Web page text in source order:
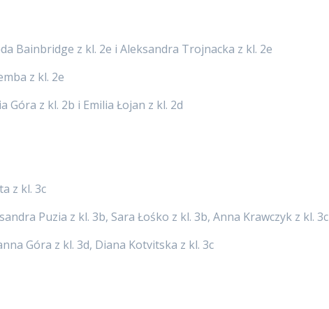
Bainbridge z kl. 2e i Aleksandra Trojnacka z kl. 2e
z kl. 2e
Góra z kl. 2b i Emilia Łojan z kl. 2d
z kl. 3c
Puzia z kl. 3b, Sara Łośko z kl. 3b, Anna Krawczyk z kl. 3c
Góra z kl. 3d, Diana Kotvitska z kl. 3c